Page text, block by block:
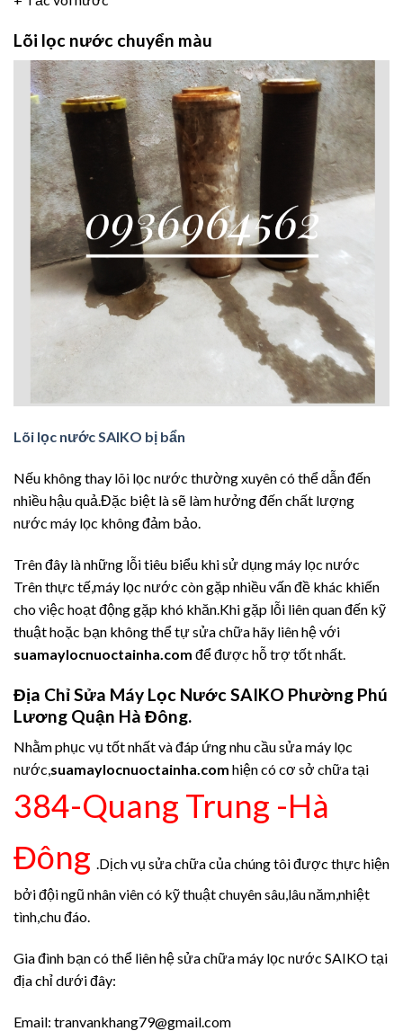
Lõi lọc nước chuyển màu
Lõi lọc nước SAIKO bị bẩn
Nếu không thay lõi lọc nước thường xuyên có thể dẫn đến
nhiều hậu quả.Đặc biệt là sẽ làm hưởng đến chất lượng
nước máy lọc không đảm bảo.
Trên đây là những lỗi tiêu biểu khi sử dụng máy lọc nước
Trên thực tế,máy lọc nước còn gặp nhiều vấn đề khác khiến
cho việc hoạt động gặp khó khăn.Khi gặp lỗi liên quan đến kỹ
thuật hoặc bạn không thể tự sửa chữa hãy liên hệ với
suamaylocnuoctainha.com để được hỗ trợ tốt nhất.
Địa Chỉ Sửa Máy Lọc Nước SAIKO Phường Phú
Lương Quận Hà Đông.
Nhằm phục vụ tốt nhất và đáp ứng nhu cầu sửa máy lọc
nước,suamaylocnuoctainha.com hiện có cơ sở chữa tại
384-Quang Trung -Hà
Đông .Dịch vụ sửa chữa của chúng tôi được thực hiện
bởi đội ngũ nhân viên có kỹ thuật chuyên sâu,lâu năm,nhiệt
tình,chu đáo.
Gia đình bạn có thể liên hệ sửa chữa máy lọc nước SAIKO tại
địa chỉ dưới đây:
Email: tranvankhang79@gmail.com